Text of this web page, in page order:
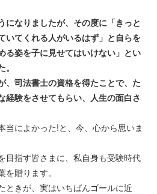
になりましたが、その度に「きっと
いてくれる人がいるはず」と自らを
る姿を子に見せてはいけない」とい
、司法書士の資格を得たことで、た
経験をさせてもらい、人生の面白さ
当によかった!と、今、心から思いま
目指す皆さまに、私自身も受験時代
贈ります。
ときが、実はいちばんゴールに近